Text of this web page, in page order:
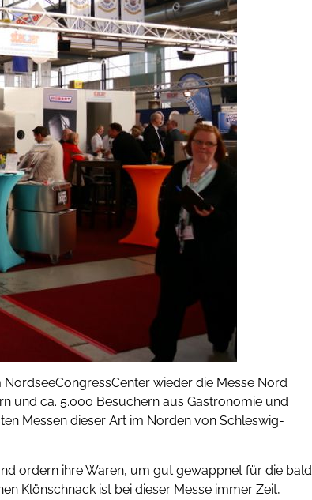
wieder die Messe Nord
und ca. 5.000 Besuchern aus Gastronomie und
Messen dieser Art im Norden von Schleswig-
ordern ihre Waren, um gut gewappnet für die bald
Klönschnack ist bei dieser Messe immer Zeit,